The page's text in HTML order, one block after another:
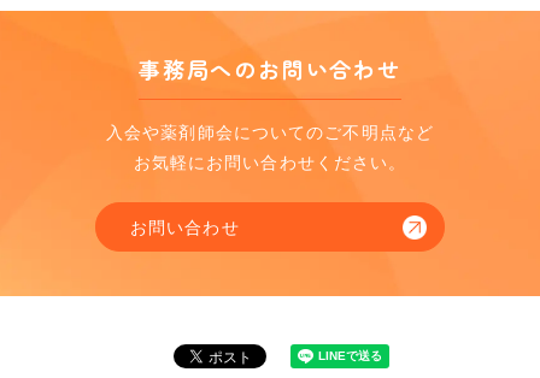
事務局へのお問い合わせ
入会や薬剤師会についてのご不明点など
お気軽にお問い合わせください。
お問い合わせ